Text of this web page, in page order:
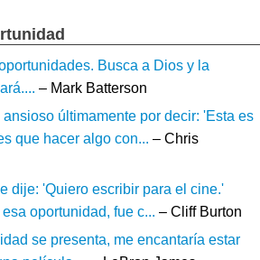
Busca a Dios y la
– Mark Batterson
últimamente por decir: 'Esta es
que hacer algo con... – Chris
dije: 'Quiero escribir para el cine.'
oportunidad, fue c... – Cliff Burton
se presenta, me encantaría estar